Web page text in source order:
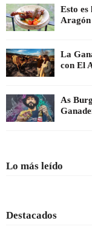
Esto es
Aragón
La
con El
As
Lo más leído
Destacados